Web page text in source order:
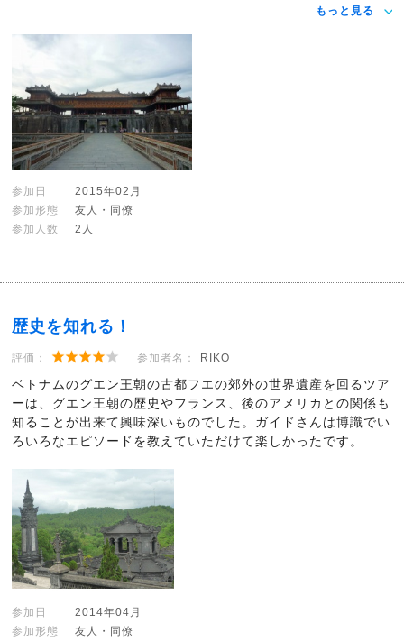
もっと見る
参加日
2015年02月
参加形態
友人・同僚
参加人数
2人
歴史を知れる！
評価： 参加者名： RIKO
ベトナムのグエン王朝の古都フエの郊外の世界遺産を回るツア
ーは、グエン王朝の歴史やフランス、後のアメリカとの関係も
知ることが出来て興味深いものでした。ガイドさんは博識でい
ろいろなエピソードを教えていただけて楽しかったです。
参加日
2014年04月
参加形態
友人・同僚